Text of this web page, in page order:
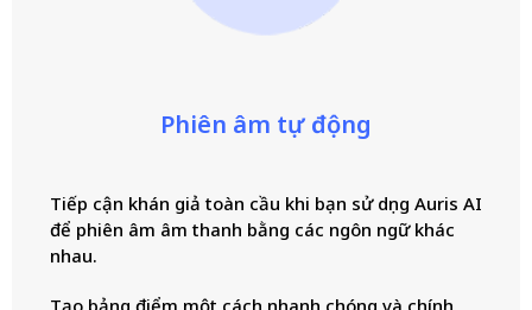
Phiên âm tự động
Tiếp cận khán giả toàn cầu khi bạn sử dụng Auris AI
để phiên âm âm thanh bằng các ngôn ngữ khác
nhau.
Tạo bảng điểm một cách nhanh chóng và chính